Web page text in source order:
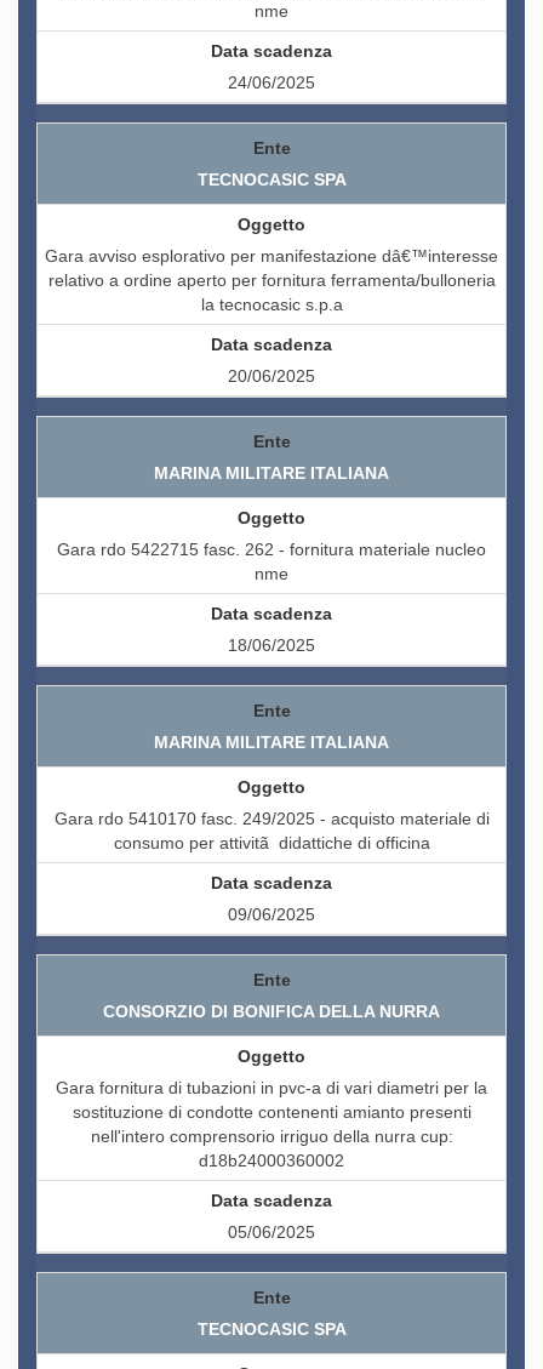
nme
24/06/2025
TECNOCASIC SPA
Gara avviso esplorativo per manifestazione dâ€™interesse
relativo a ordine aperto per fornitura ferramenta/bulloneria
la tecnocasic s.p.a
20/06/2025
MARINA MILITARE ITALIANA
Gara rdo 5422715 fasc. 262 - fornitura materiale nucleo
nme
18/06/2025
MARINA MILITARE ITALIANA
Gara rdo 5410170 fasc. 249/2025 - acquisto materiale di
consumo per attivitã didattiche di officina
09/06/2025
CONSORZIO DI BONIFICA DELLA NURRA
Gara fornitura di tubazioni in pvc-a di vari diametri per la
sostituzione di condotte contenenti amianto presenti
nell'intero comprensorio irriguo della nurra cup:
d18b24000360002
05/06/2025
TECNOCASIC SPA